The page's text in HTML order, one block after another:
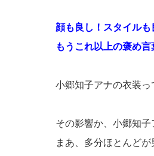
顔も良し！スタイルも
もうこれ以上の褒め
小郷知子アナの衣装っ
その影響か、小郷知
まあ、多分ほとんど